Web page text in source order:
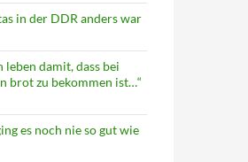
in der DDR anders war
leben damit, dass bei
brot zu bekommen ist…“
es noch nie so gut wie